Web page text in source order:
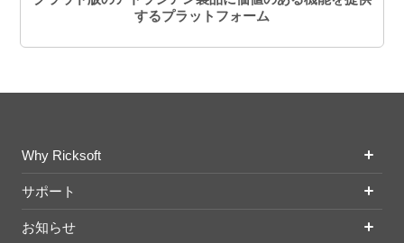
するプラットフォーム
Why Ricksoft
サポート
お知らせ